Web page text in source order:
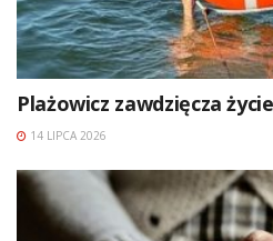
Plażowicz zawdzięcza
14 LIPCA 2026